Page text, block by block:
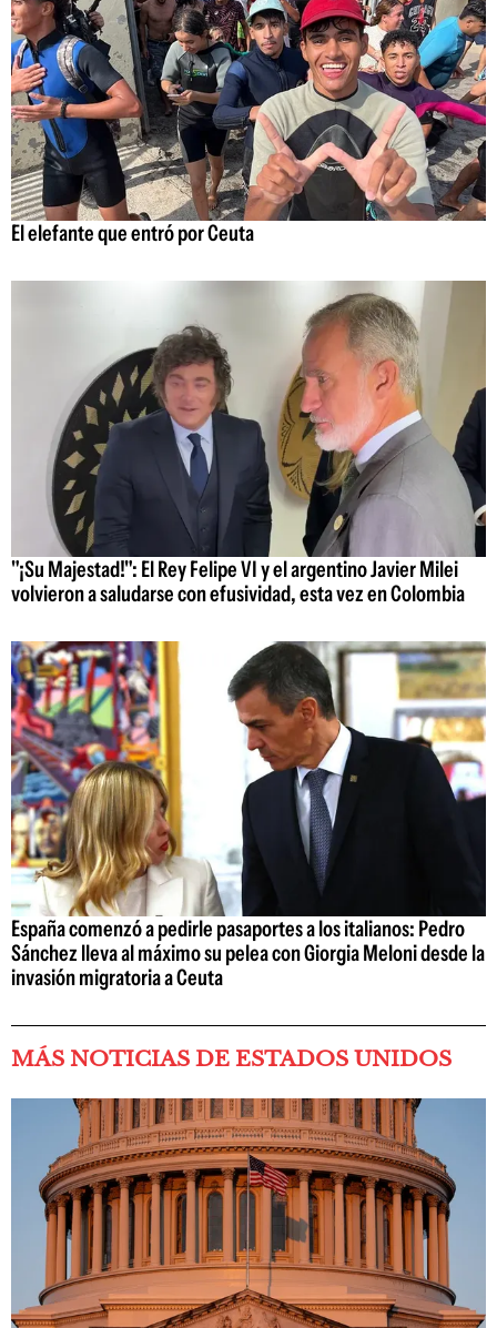
El elefante que entró por Ceuta
"¡Su Majestad!": El Rey Felipe VI y el argentino Javier Milei
volvieron a saludarse con efusividad, esta vez en Colombia
España comenzó a pedirle pasaportes a los italianos: Pedro
Sánchez lleva al máximo su pelea con Giorgia Meloni desde la
invasión migratoria a Ceuta
MÁS NOTICIAS DE ESTADOS UNIDOS